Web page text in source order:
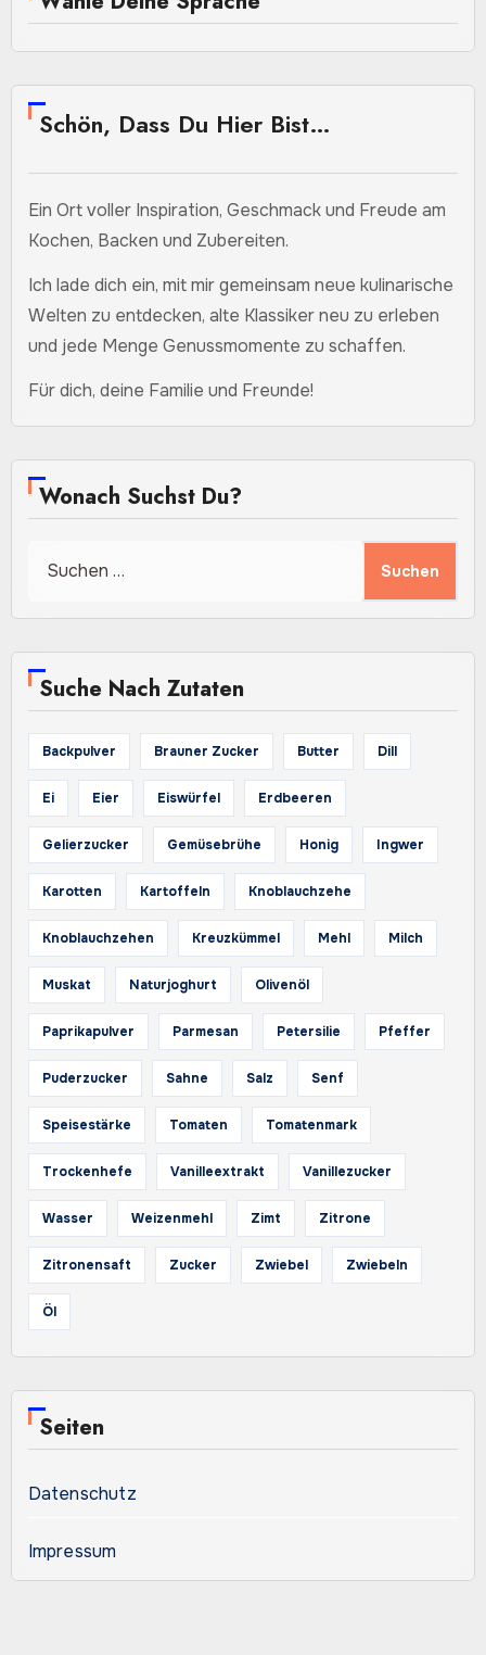
Schön, Dass Du Hier Bist…
Ein Ort voller Inspiration, Geschmack und Freude am
Kochen, Backen und Zubereiten.
Ich lade dich ein, mit mir gemeinsam neue kulinarische
Welten zu entdecken, alte Klassiker neu zu erleben
und jede Menge Genussmomente zu schaffen.
Für dich, deine Familie und Freunde!
Wonach Suchst Du?
nach:
Suche Nach Zutaten
Backpulver Brauner Zucker Butter Dill
Ei Eier Eiswürfel Erdbeeren
Gelierzucker Gemüsebrühe Honig Ingwer
Karotten Kartoffeln Knoblauchzehe
Knoblauchzehen Kreuzkümmel Mehl Milch
Muskat Naturjoghurt Olivenöl
Paprikapulver Parmesan Petersilie Pfeffer
Puderzucker Sahne Salz Senf
Speisestärke Tomaten Tomatenmark
Trockenhefe Vanilleextrakt Vanillezucker
Wasser Weizenmehl Zimt Zitrone
Zitronensaft Zucker Zwiebel Zwiebeln
Öl
Seiten
Datenschutz
Impressum